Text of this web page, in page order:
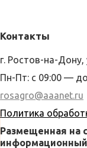
Контакты
г. Ростов-на-Дону,
Пн-Пт: с 09:00 —
rosagro@aaanet.ru
Политика
Размещенная на
информационный